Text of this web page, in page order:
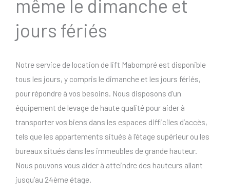
même le dimanche et
jours fériés
Notre service de location de lift Mabompré est disponible
tous les jours, y compris le dimanche et les jours fériés,
pour répondre à vos besoins. Nous disposons d’un
équipement de levage de haute qualité pour aider à
transporter vos biens dans les espaces difficiles d’accès,
tels que les appartements situés à l’étage supérieur ou les
bureaux situés dans les immeubles de grande hauteur.
Nous pouvons vous aider à atteindre des hauteurs allant
jusqu’au 24ème étage.